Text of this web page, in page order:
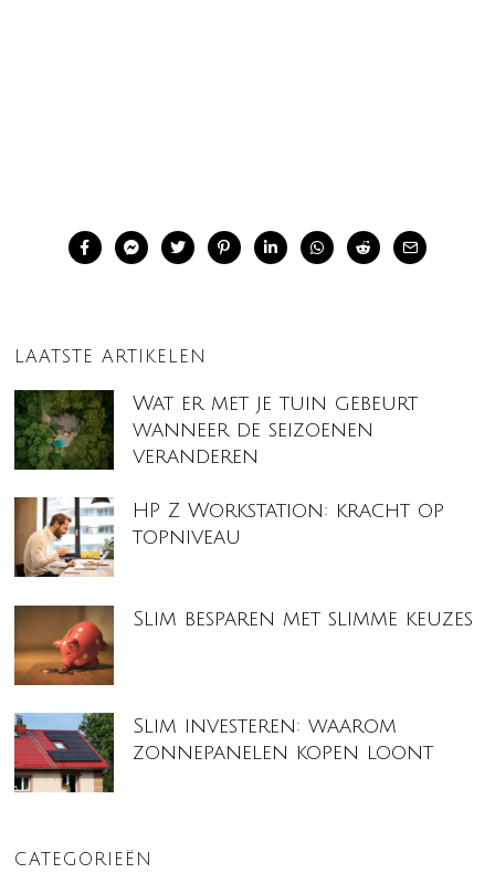
LAATSTE ARTIKELEN
Wat er met je tuin gebeurt
wanneer de seizoenen
veranderen
HP Z Workstation: kracht op
topniveau
Slim besparen met slimme keuzes
Slim investeren: waarom
zonnepanelen kopen loont
CATEGORIEËN